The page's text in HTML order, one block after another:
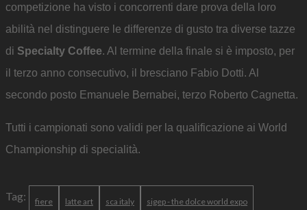
competizione ha visto i concorrenti dare prova della loro
abilità nel distinguere le differenze di gusto tra diverse tazze
di Specialty Coffee. Al termine della finale si è imposto, per
il terzo anno consecutivo, il bresciano Fabio Dotti. Al
secondo posto Emanuele Bernabei, terzo Roberto Cagnetta.
Tutti i campionati sono validi per la qualificazione ai World
Championship di specialità.
Tag: fiere latte art sca italy sigep - the dolce world expo